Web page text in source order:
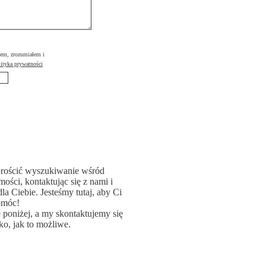
zrozumiałem i
prywatności
wyszukiwanie wśród
kontaktując się z nami i
Ciebie. Jesteśmy tutaj, aby Ci
a my skontaktujemy się
jak to możliwe.